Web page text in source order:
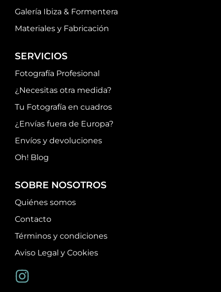
Galería Ibiza & Formentera
Materiales y Fabricación
SERVICIOS
Fotografía Profesional
¿Necesitas otra medida?
Tu Fotografía en cuadros
¿Envías fuera de Europa?
Envíos y devoluciones
Oh! Blog
SOBRE NOSOTROS
Quiénes somos
Contacto
Términos y condiciones
Aviso Legal y Cookies